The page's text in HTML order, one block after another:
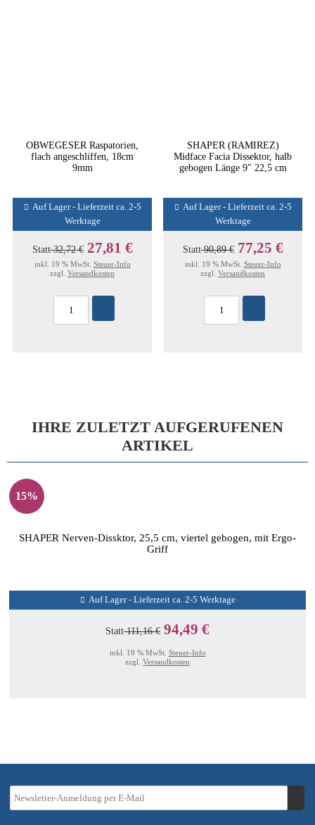
OBWEGESER Raspatorien,
flach angeschliffen, 18cm
9mm
Auf Lager - Lieferzeit ca. 2-5
Werktage
Statt32,72 € 27,81 €
inkl. 19 % MwSt. Steuer-Info
zzgl. Versandkosten
SHAPER (RAMIREZ)
Midface Facia Dissektor, halb
gebogen Länge 9" 22,5 cm
Auf Lager - Lieferzeit ca. 2-5
Werktage
Statt90,89 € 77,25 €
inkl. 19 % MwSt. Steuer-Info
zzgl. Versandkosten
IHRE ZULETZT AUFGERUFENEN
ARTIKEL
15%
SHAPER Nerven-Dissktor, 25,5 cm, viertel gebogen, mit Ergo-
Griff
Auf Lager - Lieferzeit ca. 2-5 Werktage
Statt111,16 € 94,49 €
inkl. 19 % MwSt. Steuer-Info
zzgl. Versandkosten